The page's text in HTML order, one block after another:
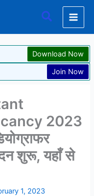
Search
Download Now
Join Now
2023
शुरू, यहाँ से
1, 2023